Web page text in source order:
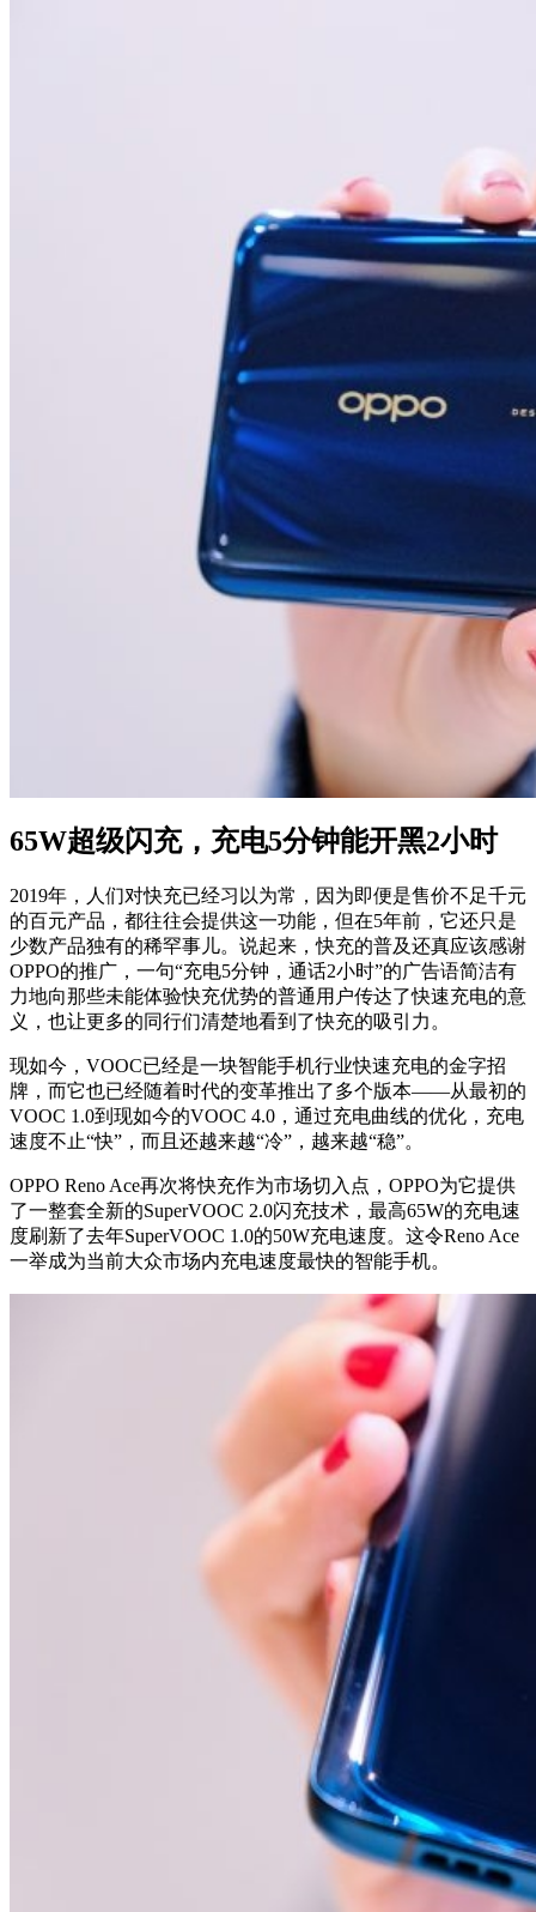
65W超级闪充，充电5分钟能开黑2小时
2019年，人们对快充已经习以为常，因为即便是售价不足千元
的百元产品，都往往会提供这一功能，但在5年前，它还只是
少数产品独有的稀罕事儿。说起来，快充的普及还真应该感谢
OPPO的推广，一句“充电5分钟，通话2小时”的广告语简洁有
力地向那些未能体验快充优势的普通用户传达了快速充电的意
义，也让更多的同行们清楚地看到了快充的吸引力。
现如今，VOOC已经是一块智能手机行业快速充电的金字招
牌，而它也已经随着时代的变革推出了多个版本——从最初的
VOOC 1.0到现如今的VOOC 4.0，通过充电曲线的优化，充电
速度不止“快”，而且还越来越“冷”，越来越“稳”。
OPPO Reno Ace再次将快充作为市场切入点，OPPO为它提供
了一整套全新的SuperVOOC 2.0闪充技术，最高65W的充电速
度刷新了去年SuperVOOC 1.0的50W充电速度。这令Reno Ace
一举成为当前大众市场内充电速度最快的智能手机。